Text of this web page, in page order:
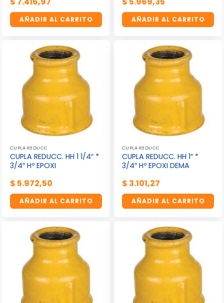
AÑADIR AL CARRITO AÑADIR AL CARRITO
CUPLA REDUCC
CUPLA REDUCC. HH 1 1/4″ *
3/4″ Hº EPOXI
$ 5.972,50
AÑADIR AL CARRITO
CUPLA REDUCC
CUPLA REDUCC. HH 1″ *
3/4″ Hº EPOXI DEMA
$ 3.101,27
AÑADIR AL CARRITO